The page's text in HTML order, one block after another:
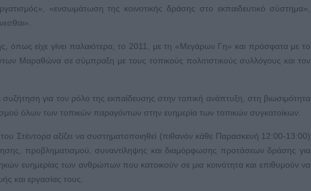
«ενσωμάτωση της κοινοτικής δράσης στο εκπαιδευτικό σύστημα»,
όπως είχε γίνει παλαιότερα, το 2011, με τη «Μεγάρων Γη» και πρόσφατα με το
Μαραθώνα σε σύμπραξη με τους τοπικούς πολιτιστικούς συλλόγους και τον
συζήτηση για τον ρόλο της εκπαίδευσης στην τοπική ανάπτυξη, στη βιωσιμότητα
όλων των τοπικών παραγόντων στην ευημερία των τοπικών συγκατοίκων.
Στέντορα αξίζει να συστηματοποιηθεί (πιθανόν κάθε Παρασκευή 12:00-13:00)
προβληματισμού, συναντίληψης και διαμόρφωσης προτάσεων δράσης για
ευημερίας των ανθρώπων που κατοικούν σε μια κοινότητα και επιθυμούν να
και εργασίας τους.